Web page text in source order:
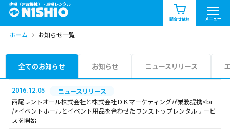
建機（建設機械）・重機レンタル
問合せ依頼 メニュー
商品一覧 お知らせ一覧
問合せ依頼リスト
エリア情報を見る
中部 関西 中国・四国
ホーム お知らせ一覧
全てのお知らせ お知らせ ニュースリリース
2016.12.05
ニュースリリース
西尾レントオール株式会社と株式会社ＤＫマーケティングが業務提携<br
/>イベントホールとイベント用品を合わせたワンストップレンタルサービ
スを開始